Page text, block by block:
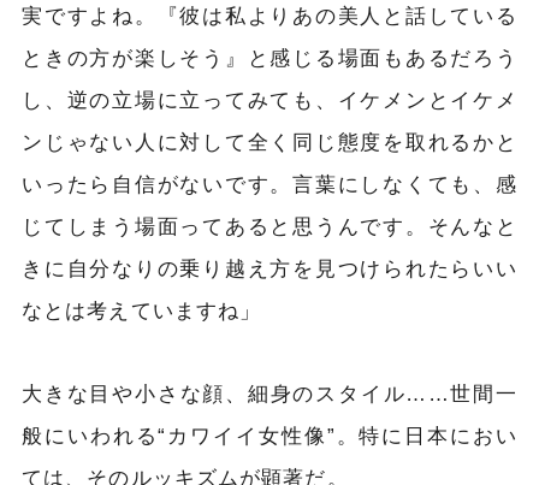
実ですよね。『彼は私よりあの美人と話している
ときの方が楽しそう』と感じる場面もあるだろう
し、逆の立場に立ってみても、イケメンとイケメ
ンじゃない人に対して全く同じ態度を取れるかと
いったら自信がないです。言葉にしなくても、感
じてしまう場面ってあると思うんです。そんなと
きに自分なりの乗り越え方を見つけられたらいい
なとは考えていますね」
大きな目や小さな顔、細身のスタイル……世間一
般にいわれる“カワイイ女性像”。特に日本におい
ては、そのルッキズムが顕著だ。